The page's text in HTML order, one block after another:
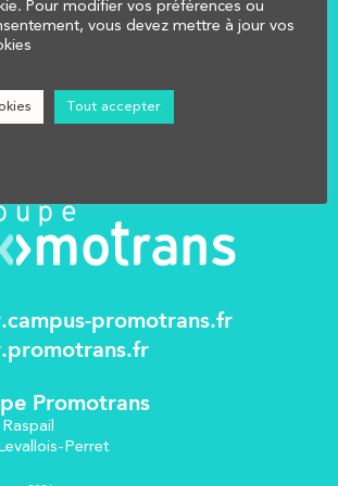
NOUS CONTACTER
Mentions légales
promotrans.fr
Promotrans
Perret
Pour modifier vos préférences ou
vous devez mettre à jour vos
Tout accepter